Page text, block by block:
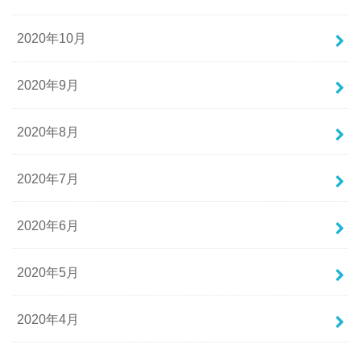
2020年10月
2020年9月
2020年8月
2020年7月
2020年6月
2020年5月
2020年4月